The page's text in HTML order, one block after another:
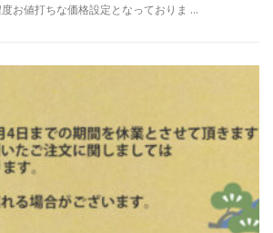
お値打ちな価格設定となっておりま …